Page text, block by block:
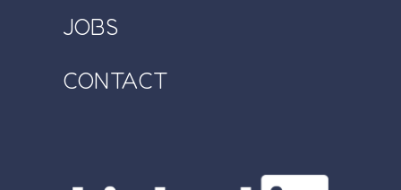
JOBS
CONTACT